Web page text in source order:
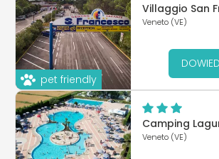
pet friendly
Villaggio San
Veneto (VE)
Camping
Veneto (VE)